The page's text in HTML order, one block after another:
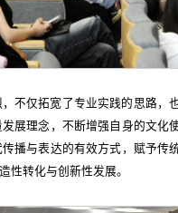
不仅拓宽了专业实践的思路，
展理念，不断增强自身的文化
播与表达的有效方式，赋予传
性转化与创新性发展。